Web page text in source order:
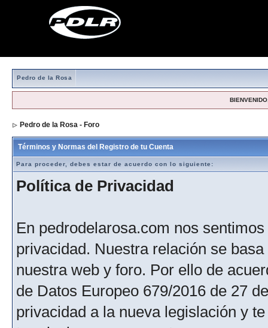
Pedro de la Rosa
Pedro de la Rosa - Foro
Términos y Normas del Registro de tu Cuenta
Para proceder, debes estar de acuerdo con lo siguiente:
Política de Privacidad
En pedrodelarosa.com nos
privacidad. Nuestra relación se
nuestra web y foro. Por ello de
de Datos Europeo 679/2016 de 27
privacidad a la nueva legislación y